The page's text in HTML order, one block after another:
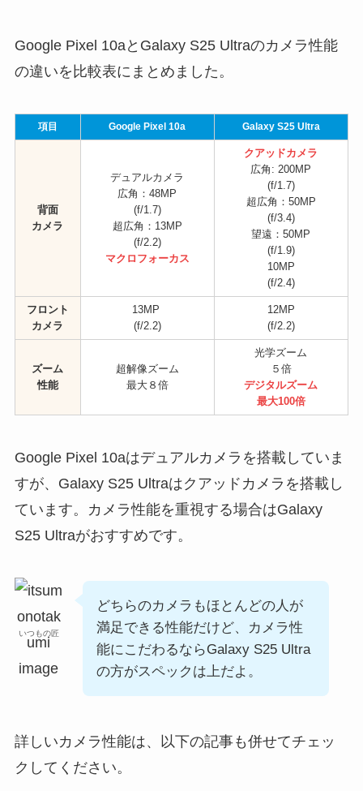
Google Pixel 10aとGalaxy S25 Ultraのカメラ性能
の違いを比較表にまとめました。
項目 Google Pixel 10a Galaxy S25 Ultra
背面
カメラ
デュアルカメラ
広角：48MP
(f/1.7)
超広角：13MP
(f/2.2)
マクロフォーカス
クアッドカメラ
広角: 200MP
(f/1.7)
超広角：50MP
(f/3.4)
望遠：50MP
(f/1.9)
10MP
(f/2.4)
フロント
カメラ
13MP
(f/2.2)
12MP
(f/2.2)
ズーム
性能
超解像ズーム
最大８倍
光学ズーム
５倍
デジタルズーム
最大100倍
Google Pixel 10aはデュアルカメラを搭載していま
すが、Galaxy S25 Ultraはクアッドカメラを搭載し
ています。カメラ性能を重視する場合はGalaxy
S25 Ultraがおすすめです。
いつもの匠
どちらのカメラもほとんどの人が
満足できる性能だけど、カメラ性
能にこだわるならGalaxy S25 Ultra
の方がスペックは上だよ。
詳しいカメラ性能は、以下の記事も併せてチェッ
クしてください。